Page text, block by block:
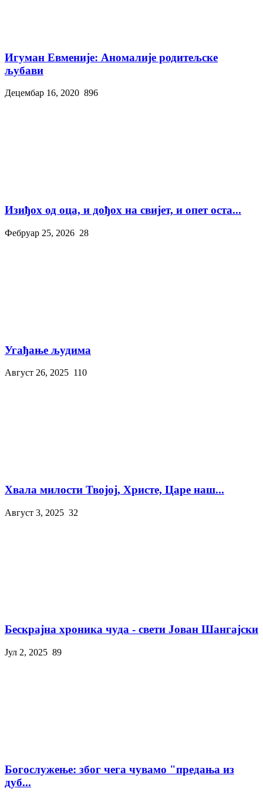
Игуман Евменије: Аномалије родитељске
љубави
Децембар 16, 2020 896
Изиђох од оца, и дођох на свијет, и опет оста...
Фебруар 25, 2026 28
Угађање људима
Август 26, 2025 110
Хвала милости Твојој, Христе, Царе наш...
Август 3, 2025 32
Бескрајна хроника чуда - свети Јован Шангајски
Јул 2, 2025 89
Богослужење: због чега чувамо "предања из
дуб...